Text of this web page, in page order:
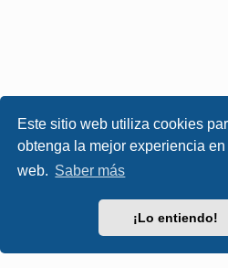
Este sitio web utiliza cookies
obtenga la mejor experiencia
web. Saber más
¡Lo entiendo!